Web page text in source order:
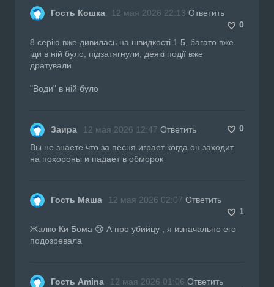
Гость Кошка 12 мая 2026 22:13 Ответить
0
8 серію вже дивилась на швидкості 1.5, багато вже
іди в ній було, підзатягнули, деякі події вже
дратували
"Води" в ній було
Заира 12 мая 2026 12:47 Ответить
0
Вы не знаете что за песня играет когда он заходит
на похороны и падает в обморок
Гость Маша 12 мая 2026 02:07 Ответить
1
Жалко Ки Бома 😢 А про убийцу , я изначально его
подозревала
Гость Amina 12 мая 2026 01:06 Ответить